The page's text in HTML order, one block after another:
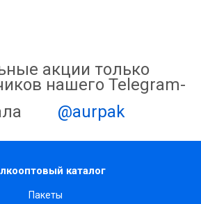
акции только
нашего Telegram-
@aurpak
каталог
Пакеты